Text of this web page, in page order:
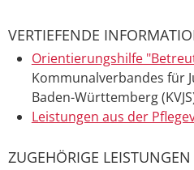
VERTIEFENDE
Orientierungshilfe
Kommunalverbandes für
Baden-Württemberg
Leistungen aus der
ZUGEHÖRIGE LEISTUNGEN